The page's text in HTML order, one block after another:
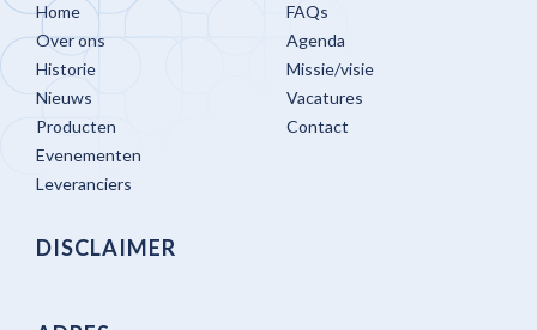
Home
Over ons
Historie
Nieuws
Producten
Evenementen
Leveranciers
FAQs
Agenda
Missie/visie
Vacatures
Contact
DISCLAIMER